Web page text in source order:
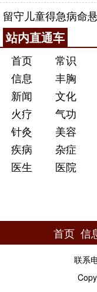
留守儿童得急病命
站内直通车
首页 常识
信息
丰胸
新闻
文化
火疗
气功
针灸
美容
疾病
杂症
医生
医院
首页 信
联系